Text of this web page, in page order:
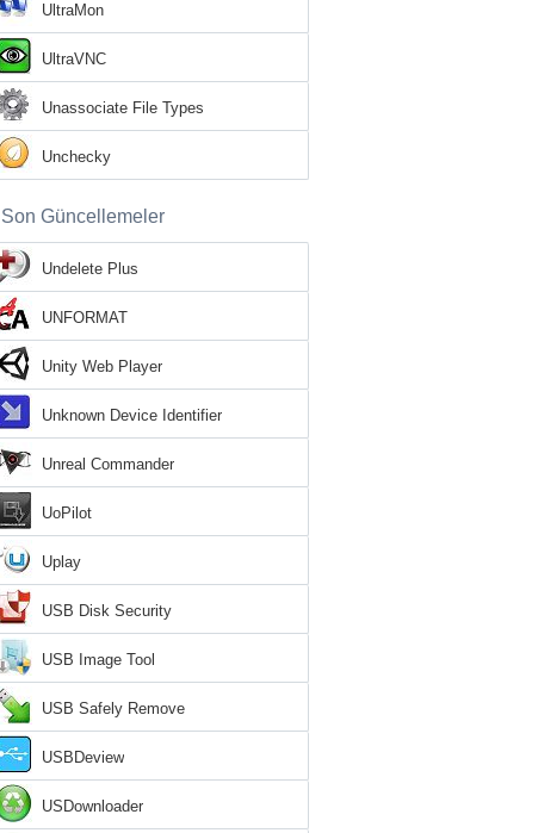
UltraMon
UltraVNC
Unassociate File Types
Unchecky
Son Güncellemeler
Undelete Plus
UNFORMAT
Unity Web Player
Unknown Device Identifier
Unreal Commander
UoPilot
Uplay
USB Disk Security
USB Image Tool
USB Safely Remove
USBDeview
USDownloader